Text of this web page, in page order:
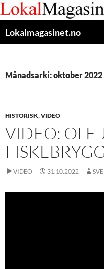
Gå
til
innhaldet
Lokalmagasinet.no
Månadsarki: oktober 2022
HISTORISK,VIDEO
VIDEO: OLE
VIDEO 31.10.2022